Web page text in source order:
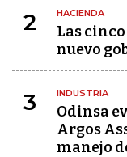
2 HACIENDA
Las
nuevo
3 INDUSTRIA
Odinsa
Argos
manejo